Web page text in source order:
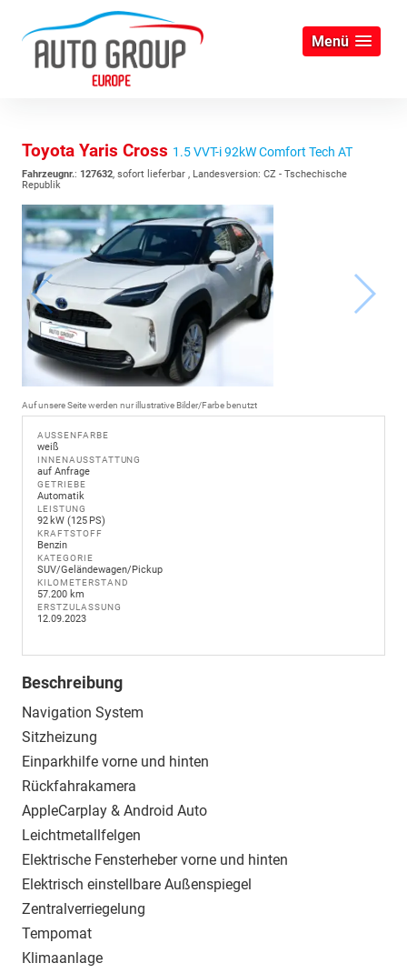
Menü
Toyota Yaris Cross 1.5 VVT-i 92kW Comfort Tech AT
Fahrzeugnr.: 127632, sofort lieferbar , Landesversion: CZ - Tschechische
Republik
Auf unsere Seite werden nur illustrative Bilder/Farbe benutzt
AUSSENFARBE
weiß
INNENAUSSTATTUNG
auf Anfrage
GETRIEBE
Automatik
LEISTUNG
92 kW (125 PS)
KRAFTSTOFF
Benzin
KATEGORIE
SUV/Geländewagen/Pickup
KILOMETERSTAND
57.200 km
ERSTZULASSUNG
12.09.2023
Beschreibung
Navigation System
Sitzheizung
Einparkhilfe vorne und hinten
Rückfahrakamera
AppleCarplay & Android Auto
Leichtmetallfelgen
Elektrische Fensterheber vorne und hinten
Elektrisch einstellbare Außenspiegel
Zentralverriegelung
Tempomat
Klimaanlage